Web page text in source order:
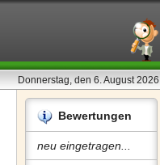
Donnerstag, den 6. August 2026
Bewertungen
neu eingetragen...